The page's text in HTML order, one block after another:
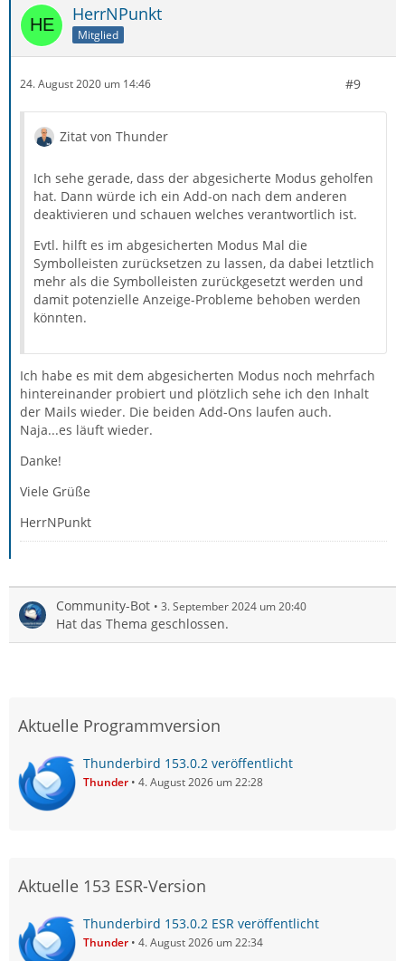
HerrNPunkt
Mitglied
24. August 2020 um 14:46 #9
Zitat von Thunder
Ich sehe gerade, dass der abgesicherte Modus geholfen
hat. Dann würde ich ein Add-on nach dem anderen
deaktivieren und schauen welches verantwortlich ist.
Evtl. hilft es im abgesicherten Modus Mal die
Symbolleisten zurücksetzen zu lassen, da dabei letztlich
mehr als die Symbolleisten zurückgesetzt werden und
damit potenzielle Anzeige-Probleme behoben werden
könnten.
Ich habe es mit dem abgesicherten Modus noch mehrfach
hintereinander probiert und plötzlich sehe ich den Inhalt
der Mails wieder. Die beiden Add-Ons laufen auch.
Naja...es läuft wieder.
Danke!
Viele Grüße
HerrNPunkt
Community-Bot 3. September 2024 um 20:40
Hat das Thema geschlossen.
Aktuelle Programmversion
Thunderbird 153.0.2 veröffentlicht
Thunder 4. August 2026 um 22:28
Aktuelle 153 ESR-Version
Thunderbird 153.0.2 ESR veröffentlicht
Thunder 4. August 2026 um 22:34